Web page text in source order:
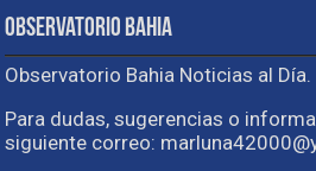
Observatorio Bahia
Observatorio Bahia Noticias al Día.
Para dudas, sugerencias o
siguiente correo: